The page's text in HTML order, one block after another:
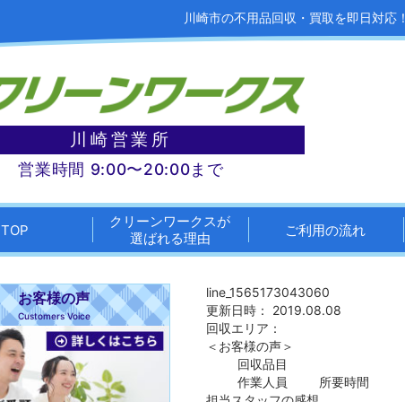
川崎市の不用品回収・買取を即日対応！
川崎営業所
営業時間 9:00〜20:00まで
TOP
クリーンワークスが
選ばれる理由
ご利用の流れ
line_1565173043060
更新日時： 2019.08.08
回収エリア：
＜お客様の声＞
回収品目
作業人員
所要時間
お客様の声
Customers Voice